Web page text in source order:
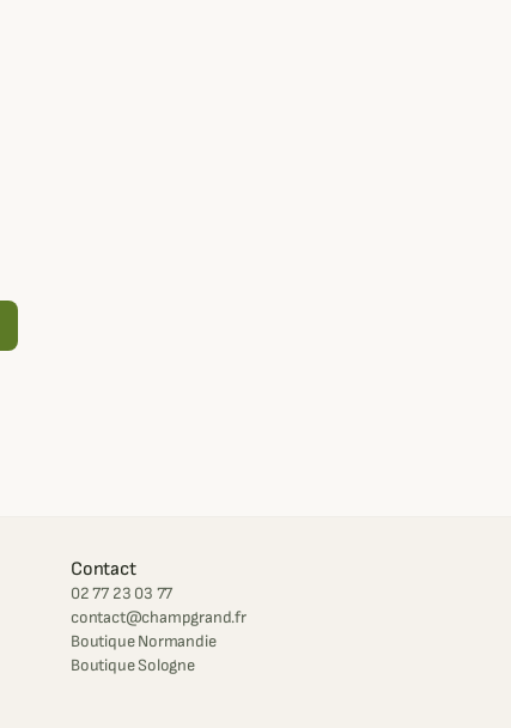
Contact
02 77 23 03 77
contact@champgrand.fr
Boutique Normandie
Boutique Sologne